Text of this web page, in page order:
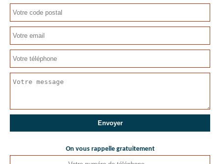
On vous rappelle gratuitement